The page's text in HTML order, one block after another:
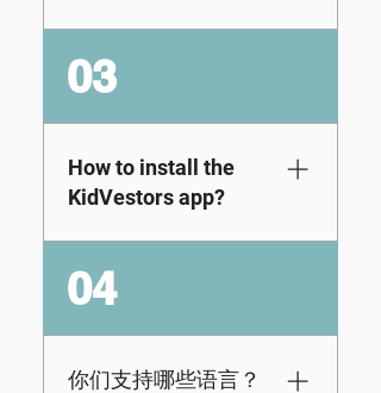
划并注册，您的学生
将收到一封带有唯一
密码的单独电子邮件
邀请。他们将使用其
唯一的密码进行首次
登录，然后系统将提
示他们创建一个新密
码。请在此查看有关
如何注册的简短演
我们的数字课程可通
过我们的网络应用获
或 PC 在网络浏览器
上使用。但不用担
动体验。如果您想了
解下一步的更新，请
在此处订阅我们的新
闻通讯。
03
How to install the
KidVestors app?
There is no install or
downloads
available to all users
04
你们支持哪些语言？